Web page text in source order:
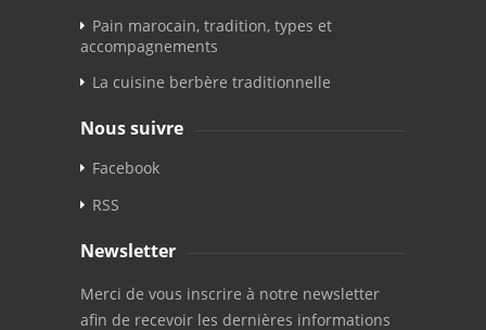
Pain marocain, tradition, types et
accompagnements
La cuisine berbère traditionnelle
Nous suivre
Facebook
RSS
Newsletter
Merci de vous inscrire à notre newsletter
afin de recevoir les dernières informations